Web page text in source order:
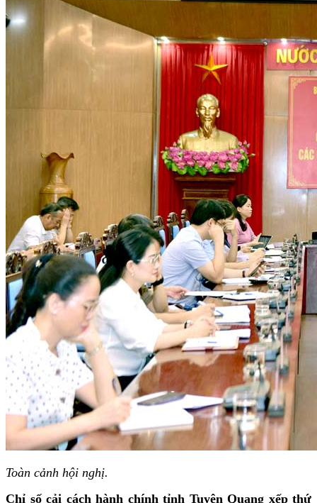
Toàn cảnh hội nghị.
Chỉ số cải cách hành chính tỉnh Tuyên Quang xếp thứ